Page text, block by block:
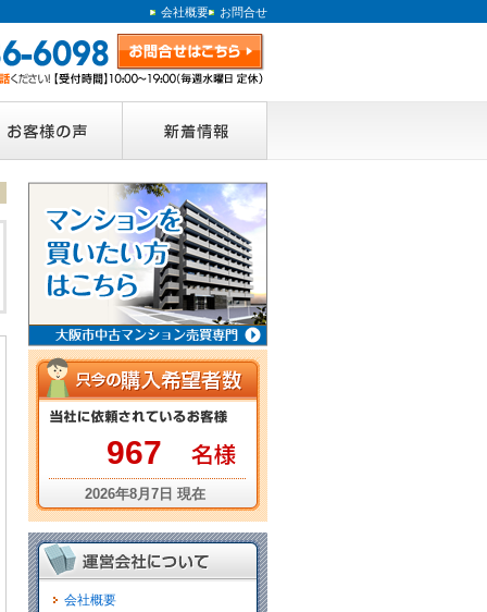
会社概要 お問合せ
967
2026年8月7日 現在
会社概要